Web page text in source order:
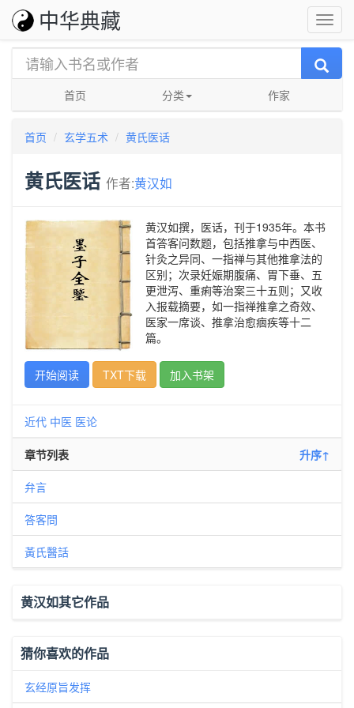
中华典藏
首页 分类 作家
首页 玄学五术 黄氏医话
黄氏医话 作者:黄汉如
黄汉如撰，医话，刊于1935年。本书
首答客问数题，包括推拿与中西医、
针灸之异同、一指禅与其他推拿法的
区别；次录妊娠期腹痛、胃下垂、五
更泄泻、重痢等治案三十五则；又收
入报载摘要，如一指禅推拿之奇效、
医家一席谈、推拿治愈痼疾等十二
篇。
开始阅读 TXT下载 加入书架
近代 中医 医论
章节列表 升序↑
弁言
答客問
黃氏醫話
黄汉如其它作品
猜你喜欢的作品
玄经原旨发挥